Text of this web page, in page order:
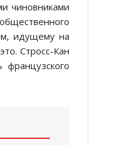
чиновниками
идущему на
Стросс-Кан